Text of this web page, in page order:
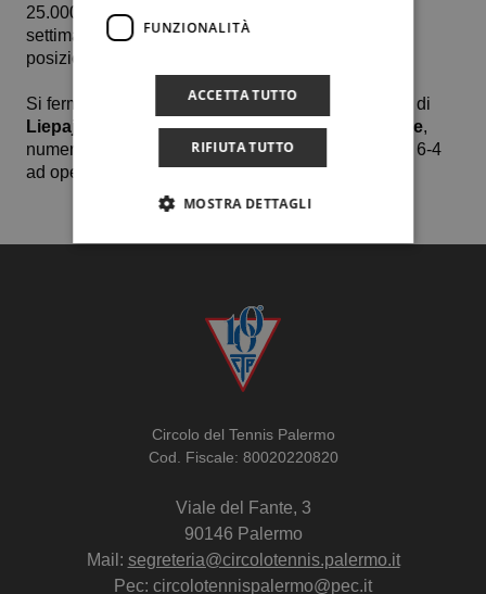
25.000 dollari su terra rossa di
settimana la giocatrice del team di serie A1 è alla
posizione 533 delle classifiche mondiali.
Si ferma invece al 1° turno del tabellone principale di
Liepaja
(60.000 dollari) in LettoniaGiorgia Pedone,
numero 422 delle classifiche Wta, sconfitta per 6-4 6-4
ad opera della slovacca Radka Zelnickova.
Circolo del Tennis Palermo
Cod. Fiscale: 80020220820
Viale del Fante, 3
90146 Palermo
Mail: segreteria@circolotennis.palermo.it
Pec: circolotennispalermo@pec.it
FUNZIONALITÀ
ACCETTA TUTTO
RIFIUTA TUTTO
MOSTRA DETTAGLI